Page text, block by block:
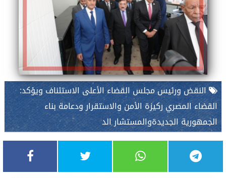
النقض ورئيس مجلس القضاء الأعلى الاستئناف ويؤكد:
القضاء المصري ركيزة الأمن والاستقرار ودعامة بناء
الجمهورية الجديدةوالمستشار الد